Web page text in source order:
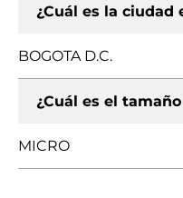
¿Cuál es la ciudad
BOGOTA D.C.
¿Cuál es el
MICRO